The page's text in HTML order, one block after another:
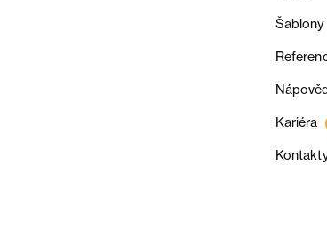
Šablony
Kariéra